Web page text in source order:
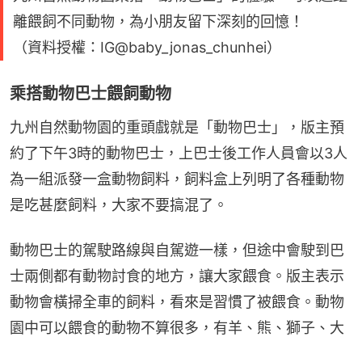
離餵飼不同動物，為小朋友留下深刻的回憶！
（資料授權：IG@baby_jonas_chunhei）
乘搭動物巴士餵飼動物
九州自然動物園的重頭戲就是「動物巴士」，版主預
約了下午3時的動物巴士，上巴士後工作人員會以3人
為一組派發一盒動物飼料，飼料盒上列明了各種動物
是吃甚麼飼料，大家不要搞混了。
動物巴士的駕駛路線與自駕遊一樣，但途中會駛到巴
士兩側都有動物討食的地方，讓大家餵食。版主表示
動物會橫掃全車的飼料，看來是習慣了被餵食。動物
園中可以餵食的動物不算很多，有羊、熊、獅子、大